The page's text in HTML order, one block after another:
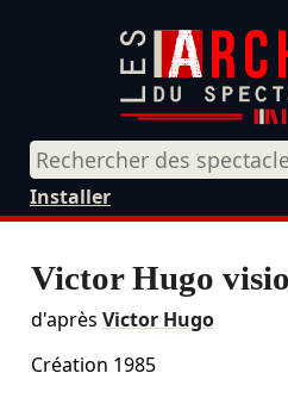
Installer
Victor Hugo
d'après Victor Hugo
Création 1985